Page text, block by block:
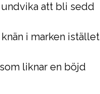
att bli sedd
i marken istället
liknar en böjd